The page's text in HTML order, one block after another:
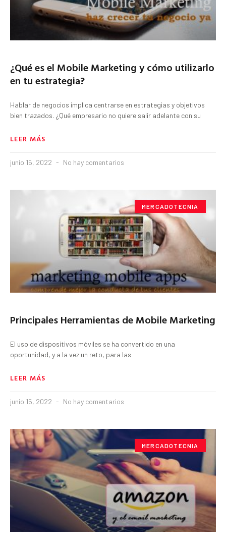
¿Qué es el Mobile Marketing y cómo utilizarlo
en tu estrategia?
Hablar de negocios implica centrarse en estrategias y objetivos
bien trazados. ¿Qué empresario no quiere salir adelante con su
LEER MÁS
junio 16, 2022 No hay comentarios
MERCADOTECNIA
Principales Herramientas de Mobile Marketing
El uso de dispositivos móviles se ha convertido en una
oportunidad, y a la vez un reto, para las
LEER MÁS
junio 15, 2022 No hay comentarios
MERCADOTECNIA